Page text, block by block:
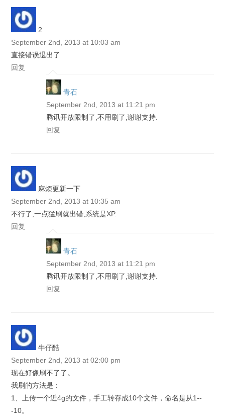
2
September 2nd, 2013 at 10:03 am
直接错误退出了
回复
青石
September 2nd, 2013 at 11:21 pm
腾讯开放限制了,不用刷了,谢谢支持.
回复
麻烦更新一下
September 2nd, 2013 at 10:35 am
不行了,一点猛刷就出错,系统是XP.
回复
青石
September 2nd, 2013 at 11:21 pm
腾讯开放限制了,不用刷了,谢谢支持.
回复
牛仔酷
September 2nd, 2013 at 02:00 pm
现在好像刷不了了。
我刷的方法是：
1、上传一个近4g的文件，手工转存成10个文件，命名是从1--
-10。